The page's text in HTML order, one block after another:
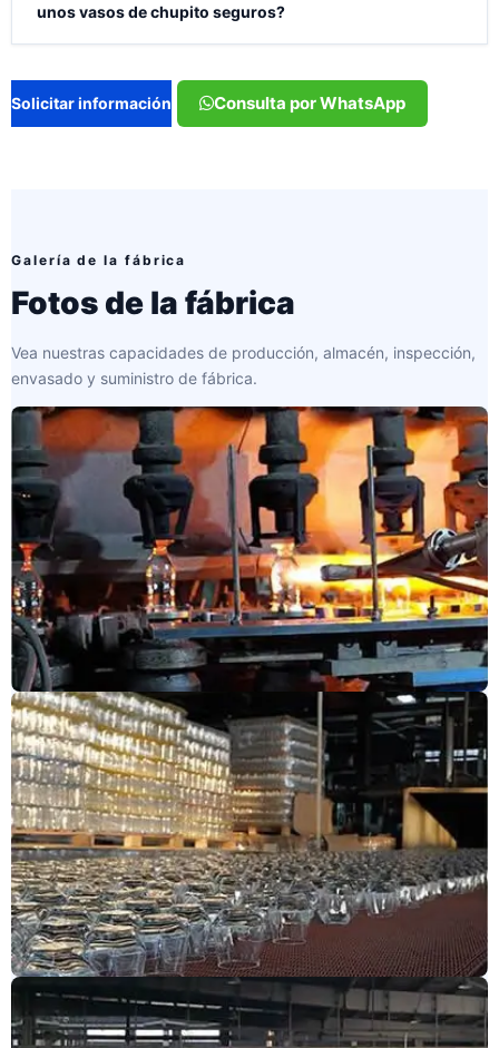
unos vasos de chupito seguros?
Solicitar información Consulta por WhatsApp
Galería de la fábrica
Fotos de la fábrica
Vea nuestras capacidades de producción, almacén, inspección,
envasado y suministro de fábrica.